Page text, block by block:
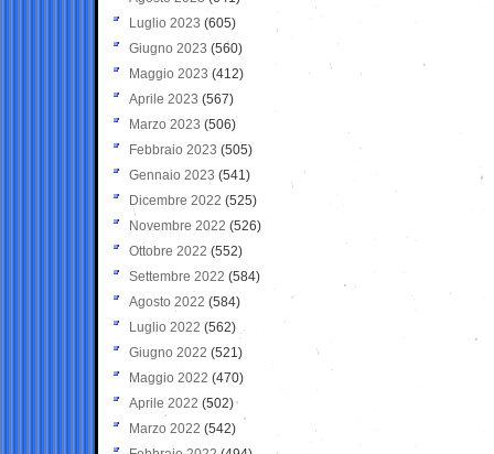
Luglio 2023 (605)
Giugno 2023 (560)
Maggio 2023 (412)
Aprile 2023 (567)
Marzo 2023 (506)
Febbraio 2023 (505)
Gennaio 2023 (541)
Dicembre 2022 (525)
Novembre 2022 (526)
Ottobre 2022 (552)
Settembre 2022 (584)
Agosto 2022 (584)
Luglio 2022 (562)
Giugno 2022 (521)
Maggio 2022 (470)
Aprile 2022 (502)
Marzo 2022 (542)